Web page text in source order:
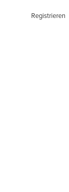
Registrieren